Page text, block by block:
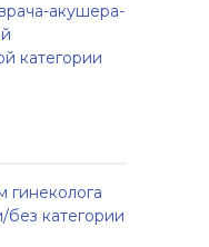
акушера-
категории
гинеколога
без категории